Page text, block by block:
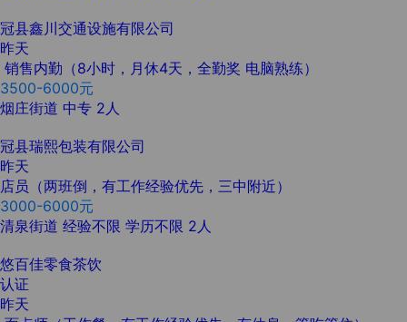
冠县鑫川交通设施有限公司
昨天
销售内勤（8小时，月休4天，全勤奖 电脑熟练）
3500-6000元
烟庄街道 中专 2人
冠县瑞熙包装有限公司
昨天
店员（两班倒，有工作经验优先，三中附近）
3000-6000元
清泉街道 经验不限 学历不限 2人
悠百佳零食茶饮
认证
昨天